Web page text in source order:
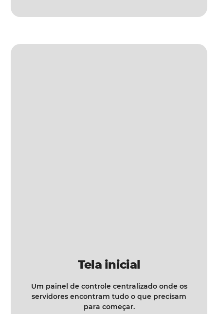
Tela inicial
Um painel de controle centralizado onde os
servidores encontram tudo o que precisam
para começar.